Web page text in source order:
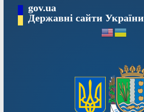
вмісту
gov.ua
Державні сайти України